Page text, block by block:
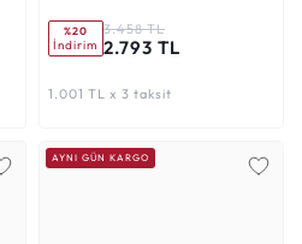
%20
İndirim
3.458 TL
2.793 TL
1.001 TL x 3 taksit
AYNI GÜN KARGO